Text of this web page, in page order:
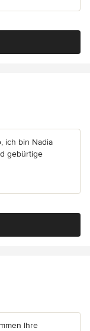
ich bin Nadia
gebürtige
Ihre